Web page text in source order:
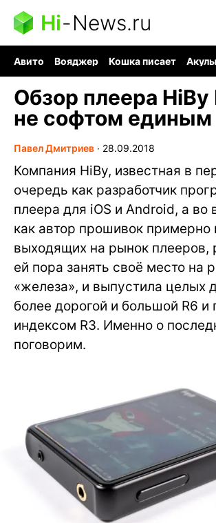
Hi-News.ru
Авито Вояджер Кошка писает
Обзор плеера
не софтом единым
Павел Дмитриев ∙ 28.09.2018
Компания HiBy, известная в
очередь как разработчик
плеера для iOS и Android, а
как автор прошивок примерно
выходящих на рынок плееров,
ей пора занять своё место на
«железа», и выпустила целых
более дорогой и большой R6
индексом R3. Именно о
поговорим.